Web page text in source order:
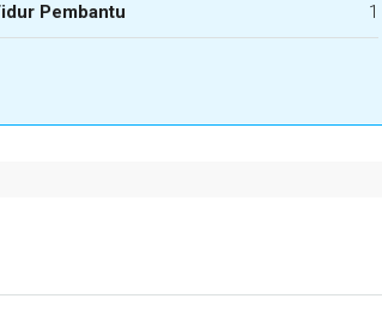
Pembantu 1